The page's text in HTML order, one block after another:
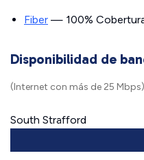
Fiber — 100%
Disponibilidad de
(Internet con más de 25 Mbps)
South Strafford